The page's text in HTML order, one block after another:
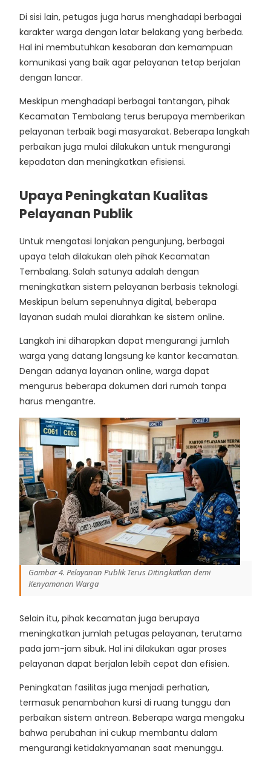
Di sisi lain, petugas juga harus menghadapi berbagai
karakter warga dengan latar belakang yang berbeda.
Hal ini membutuhkan kesabaran dan kemampuan
komunikasi yang baik agar pelayanan tetap berjalan
dengan lancar.
Meskipun menghadapi berbagai tantangan, pihak
Kecamatan Tembalang terus berupaya memberikan
pelayanan terbaik bagi masyarakat. Beberapa langkah
perbaikan juga mulai dilakukan untuk mengurangi
kepadatan dan meningkatkan efisiensi.
Upaya Peningkatan Kualitas
Pelayanan Publik
Untuk mengatasi lonjakan pengunjung, berbagai
upaya telah dilakukan oleh pihak Kecamatan
Tembalang. Salah satunya adalah dengan
meningkatkan sistem pelayanan berbasis teknologi.
Meskipun belum sepenuhnya digital, beberapa
layanan sudah mulai diarahkan ke sistem online.
Langkah ini diharapkan dapat mengurangi jumlah
warga yang datang langsung ke kantor kecamatan.
Dengan adanya layanan online, warga dapat
mengurus beberapa dokumen dari rumah tanpa
harus mengantre.
Gambar 4. Pelayanan Publik Terus Ditingkatkan demi
Kenyamanan Warga
Selain itu, pihak kecamatan juga berupaya
meningkatkan jumlah petugas pelayanan, terutama
pada jam-jam sibuk. Hal ini dilakukan agar proses
pelayanan dapat berjalan lebih cepat dan efisien.
Peningkatan fasilitas juga menjadi perhatian,
termasuk penambahan kursi di ruang tunggu dan
perbaikan sistem antrean. Beberapa warga mengaku
bahwa perubahan ini cukup membantu dalam
mengurangi ketidaknyamanan saat menunggu.